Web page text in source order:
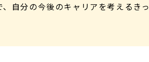
自分の今後のキャリアを考えるきっ